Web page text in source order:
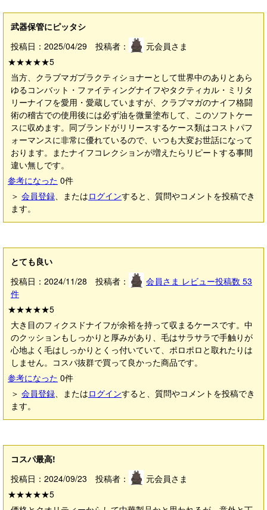
武器保管にピッタシ
投稿日：2025/04/29 投稿者：
元会員さま
★★★★★5
当方、クラブマガプラクティショナーとして世界中のありとあら
ゆるコンバット・ファイティングナイフやタクティカル・ミリタ
リーナイフを愛用・愛蔵していますが、クラブマガのナイフ格闘
術の稽古での使用後には必ず油を微量塗布して、このソフトケー
スに収めます。同ブランドがリリースするケース類はコストパフ
ォーマンスに非常に優れているので、いつも大変お世話になって
おります。またナイフコレクションが増えたらリピートする事間
違い無しです。
参考になった 0件
＞ 会員登録、またはログインすると、質問やコメントを投稿でき
ます。
とても良い
投稿日：2024/11/28 投稿者：
会員さま レビュー投稿数 53
件
★★★★★5
大き目のフィクスドナイフが余裕を持って収まるケースです。中
のクッションもしっかりと厚みがあり、毛はサラサラで手触りが
心地よく毛はしっかりとくっ付いていて、ポロポロと取れたりは
しません。コスパ抜群で買って良かった商品です。
参考になった 0件
＞ 会員登録、またはログインすると、質問やコメントを投稿でき
ます。
コスパ最高!
投稿日：2024/09/23 投稿者：
元会員さま
★★★★★5